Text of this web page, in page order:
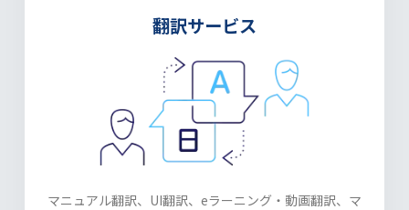
翻訳サービス
マニュアル翻訳、UI翻訳、 eラーニング・動画翻訳、マ